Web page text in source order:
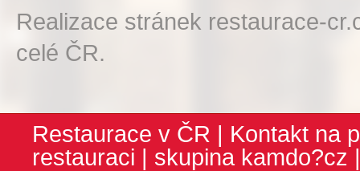
Realizace stránek restaurace-
celé ČR.
Restaurace v ČR | Kontakt na
restauraci | skupina kamdo?cz |